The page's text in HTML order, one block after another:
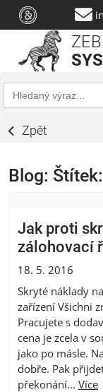
Search
for:
Zpět
Blog: Štítek:
Jak proti
zálohovací
18. 5. 2016
Skryté náklady
zařízení Všichni
Pracujete s
cena je zcela v
jako po másle.
dobře. Pak
překonání... Více